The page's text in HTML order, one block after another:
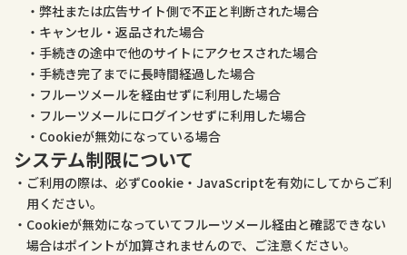
弊社または広告サイト側で不正と判断された場合
キャンセル・返品された場合
手続きの途中で他のサイトにアクセスされた場合
手続き完了までに長時間経過した場合
フルーツメールを経由せずに利用した場合
フルーツメールにログインせずに利用した場合
Cookieが無効になっている場合
システム制限について
ご利用の際は、必ずCookie・JavaScriptを有効にしてからご利
用ください。
Cookieが無効になっていてフルーツメール経由と確認できない
場合はポイントが加算されませんので、ご注意ください。